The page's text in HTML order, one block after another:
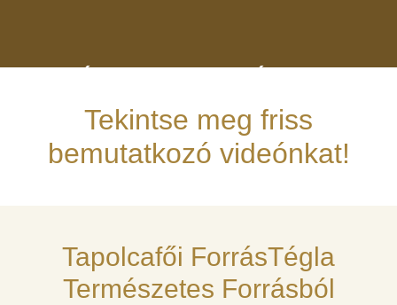
KASTÉLY
A kerítés felújításánál egyedi készítésű burkoló téglák
készültek.
Tekintse meg friss
bemutatkozó videónkat!
Tapolcafői ForrásTégla
Természetes Forrásból